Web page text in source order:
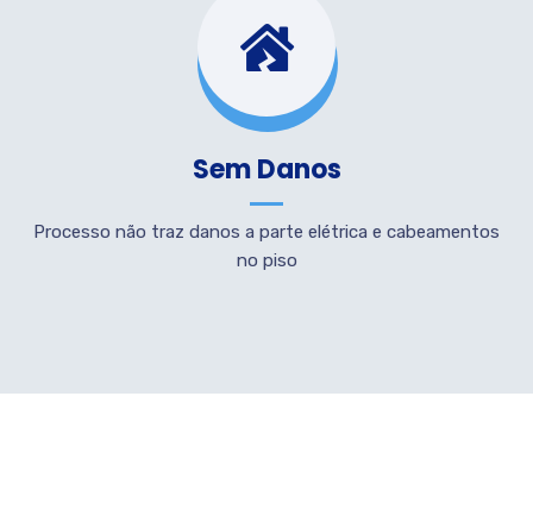
Sem Danos
Processo não traz danos a parte elétrica e cabeamentos
no piso